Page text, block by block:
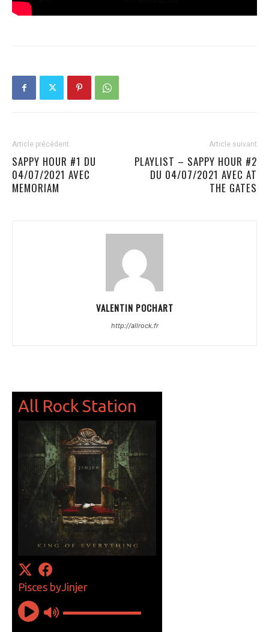
Article précédent
SAPPY HOUR #1 DU
04/07/2021 AVEC
MEMORIAM
Article suivant
PLAYLIST – SAPPY HOUR #2
DU 04/07/2021 AVEC AT
THE GATES
VALENTIN POCHART
http://allrock.fr